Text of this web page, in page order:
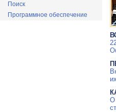
Поиск
Программное обеспечение
О